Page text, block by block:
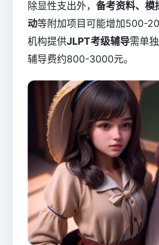
除显性支出外， 备考资料、模
动等附加项目可能增加500-
机构提供JLPT考级辅导需单
辅导费约800-3000元。